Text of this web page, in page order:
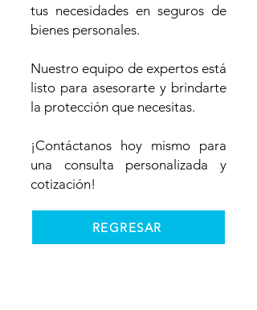
tus necesidades en seguros de
bienes personales.
Nuestro equipo de expertos está
listo para asesorarte y brindarte
la protección que necesitas.
¡Contáctanos hoy mismo para
una consulta personalizada y
cotización!
REGRESAR